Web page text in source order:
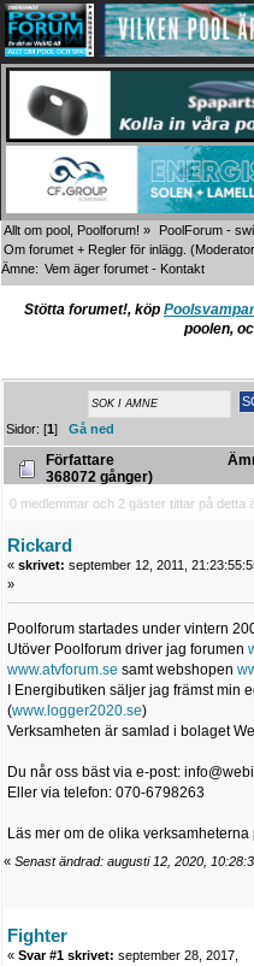
Allt om pool, Poolforum! » PoolForum -
Om forumet + Regler för inlägg.
Ämne: Vem äger forumet - Kontakt
Stötta forumet!, köp Poolsvampar
poolen,
Sidor: [1]Gå ned
Författare
368072 gånger)
0 medlemmar och 2 gäster tittar på detta
Rickard
« skrivet: september 12, 2011,
»
Poolforum startades under vintern
Utöver Poolforum driver jag forumen
www.atvforum.se samt webshopen
I Energibutiken säljer jag främst min
(www.logger2020.se)
Verksamheten är samlad i bolaget
Du når oss bäst via e-post:
Eller via telefon: 070-6798263
Läs mer om de olika verksamheterna
« Senast ändrad: augusti 12, 2020,
Fighter
« Svar #1 skrivet: september 28, 2017,